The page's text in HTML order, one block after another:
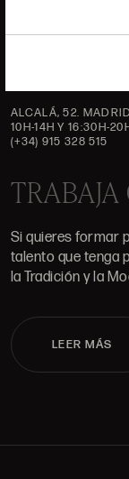
DÓNDE
ALCALÁ, 52.
10H-14H Y 16:30H-
(+34) 915 328 515
Si quieres formar
talento que tenga
la Tradición y la
LEER MÁS